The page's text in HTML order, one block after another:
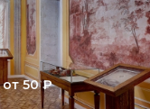
от 50 ₽